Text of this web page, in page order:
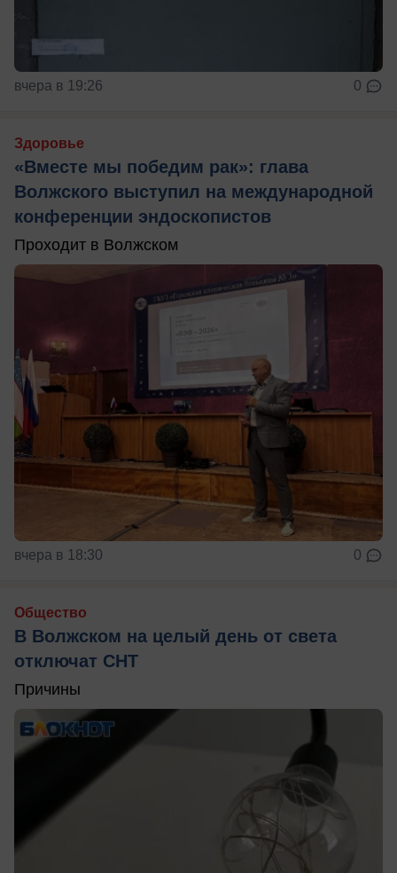
вчера в 19:26 0
Здоровье
«Вместе мы победим рак»: глава
Волжского выступил на международной
конференции эндоскопистов
Проходит в Волжском
вчера в 18:30 0
Общество
В Волжском на целый день от света
отключат СНТ
Причины